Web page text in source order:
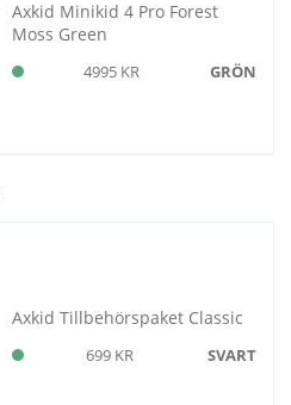
Axkid Minikid 4 Pro Forest
Moss Green
4995 KR GRÖN
Axkid Tillbehörspaket Classic
699 KR SVART